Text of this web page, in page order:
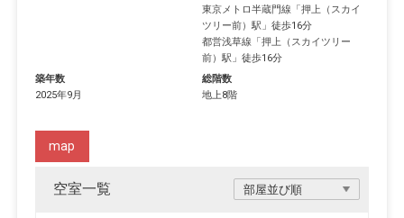
東京メトロ半蔵門線 「押上（スカイ
ツリー前）駅 」徒歩16分
都営浅草線 「押上（スカイツリー
前）駅 」徒歩16分
築年数
2025年9月
総階数
地上8階
空室一覧
map